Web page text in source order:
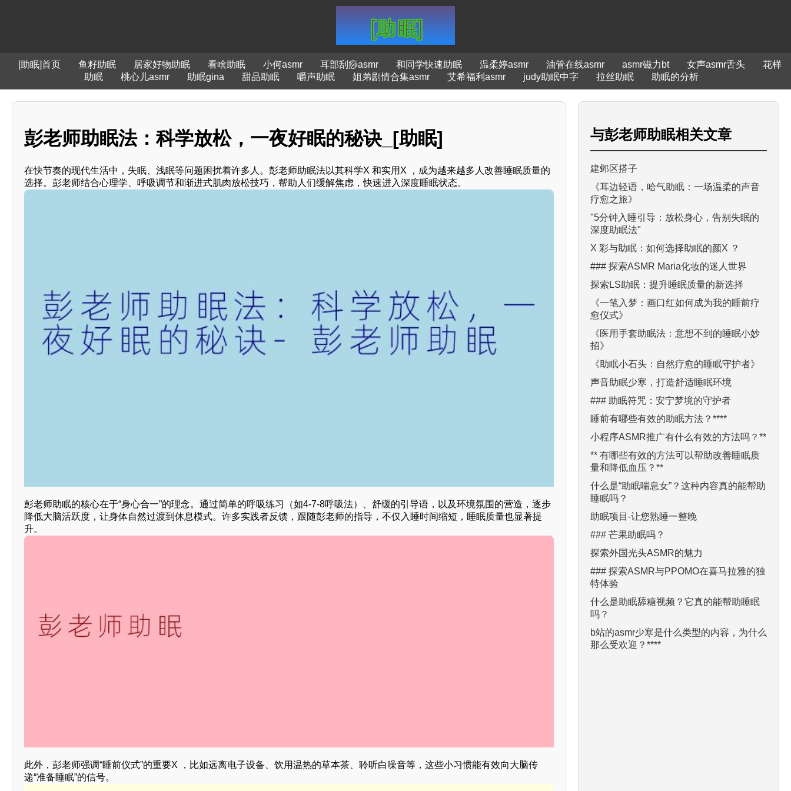
[助眠]首页 鱼籽助眠 居家好物助眠 看啥助眠 小何asmr 耳部刮痧asmr 和同学快速助眠 温柔婷asmr 油管在线asmr asmr磁力bt 女声asmr舌头
花样
助眠
桃心儿asmr 助眠gina 甜品助眠 嚼声助眠 姐弟剧情合集asmr 艾希福利asmr judy助眠中字 拉丝助眠 助眠的分析
彭老师助眠法：科学放松，一夜好眠的秘诀_[助眠]
在快节奏的现代生活中，失眠、浅眠等问题困扰着许多人。彭老师助眠法以其科学X 和实用X ，成为越来越多人改善睡眠质量的
选择。彭老师结合心理学、呼吸调节和渐进式肌肉放松技巧，帮助人们缓解焦虑，快速进入深度睡眠状态。
彭老师助眠的核心在于“身心合一”的理念。通过简单的呼吸练习（如4-7-8呼吸法）、舒缓的引导语，以及环境氛围的营造，逐步
降低大脑活跃度，让身体自然过渡到休息模式。许多实践者反馈，跟随彭老师的指导，不仅入睡时间缩短，睡眠质量也显著提
升。
此外，彭老师强调“睡前仪式”的重要X ，比如远离电子设备、饮用温热的草本茶、聆听白噪音等，这些小习惯能有效向大脑传
递“准备睡眠”的信号。
与彭老师助眠相关文章
建邺区搭子
《耳边轻语，哈气助眠：一场温柔的声音
疗愈之旅》
"5分钟入睡引导：放松身心，告别失眠的
深度助眠法"
X 彩与助眠：如何选择助眠的颜X ？
### 探索ASMR Maria化妆的迷人世界
探索LS助眠：提升睡眠质量的新选择
《一笔入梦：画口红如何成为我的睡前疗
愈仪式》
《医用手套助眠法：意想不到的睡眠小妙
招》
《助眠小石头：自然疗愈的睡眠守护者》
声音助眠少寒，打造舒适睡眠环境
### 助眠符咒：安宁梦境的守护者
睡前有哪些有效的助眠方法？****
小程序ASMR推广有什么有效的方法吗？**
** 有哪些有效的方法可以帮助改善睡眠质
量和降低血压？**
什么是“助眠喘息女”？这种内容真的能帮助
睡眠吗？
助眠项目-让您熟睡一整晚
### 芒果助眠吗？
探索外国光头ASMR的魅力
### 探索ASMR与PPOMO在喜马拉雅的独
特体验
什么是助眠舔糖视频？它真的能帮助睡眠
吗？
b站的asmr少寒是什么类型的内容，为什么
那么受欢迎？****